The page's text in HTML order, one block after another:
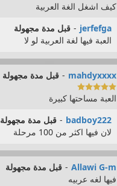
كيف اشغل الغة العربية
jerfefga
- قبل مدة مجهولة
العبة فيها لغة العربية لو لا
mahdyxxxx
- قبل مدة مجهولة

العبة مساحتها كبيرة
badboy222
- قبل مدة مجهولة
لان فيها اكثر من 100 مرحلة
Allawi G-m
- قبل مدة مجهولة
فيها لغه عربيه